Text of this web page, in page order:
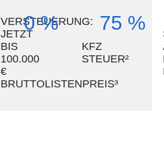
VERSTEUERUNG:
JETZT
BIS
100.000
€
BRUTTOLISTENPREIS³
0 %
KFZ
STEUER²
75 %